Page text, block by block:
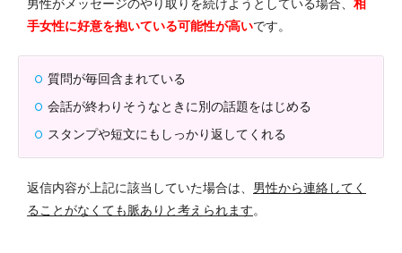
男性がメッセージのやり取りを続けようとしている場合、 相
手女性に好意を抱いている可能性が高いです。
質問が毎回含まれている
会話が終わりそうなときに別の話題をはじめる
スタンプや短文にもしっかり返してくれる
返信内容が上記に該当していた場合は、 男性から連絡してく
ることがなくても脈ありと考えられます。